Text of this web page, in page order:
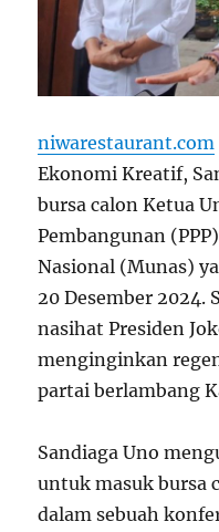
niwarestaurant.com
Ekonomi Kreatif,
bursa calon Ketua
Pembangunan
Nasional (Munas)
20 Desember 2024.
nasihat Presiden
menginginkan
partai berlambang
Sandiaga Uno
untuk masuk bursa
dalam sebuah